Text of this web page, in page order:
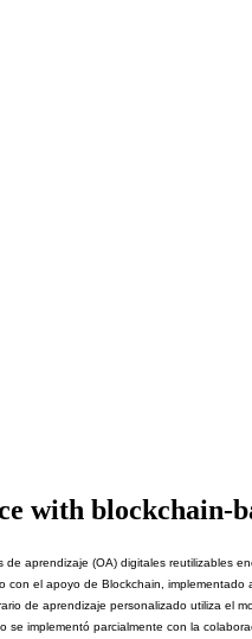
with blockchain-
aprendizaje (OA) digitales reutilizables
el apoyo de Blockchain,
de aprendizaje personalizado utiliza el
implementó parcialmente con la